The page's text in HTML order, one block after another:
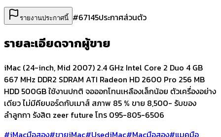
รายงานประกาศนี้ #67145ประกาศส่วนตัว
รายละเอียดจากผู้ขาย
iMac (24-inch, Mid 2007) 2.4 GHz Intel Core 2 Duo 4 GB
667 MHz DDR2 SDRAM ATI Radeon HD 2600 Pro 256 MB
HDD 500GB ใช้งานปกติ จอออกโทนเหลืองเล็กน้อย ตัวเครื่องอย่าง
เดียว ไม่มีคียบอร์ดกับเมาส์ สภาพ 85 % ขาย 8,500- รับของ
ลำลูกกา รังสิต zeer future โทร 095-805-6506
#iMacมือสอง#ขายiMac#UsediMac#Macมือสอง#แมคมือ